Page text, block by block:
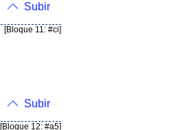
Subir
[Bloque 11: #ci]
Subir
[Bloque 12: #a5]